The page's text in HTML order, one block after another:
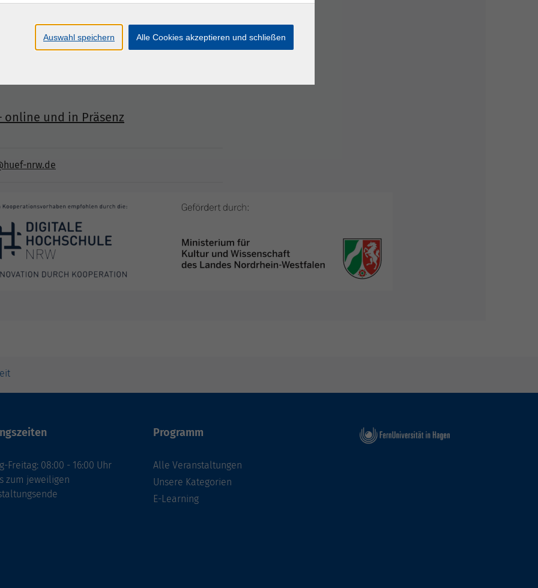
beim Gegenüber zu erzeugen
einem bereits bestehendem ILIAS Account der
oder Freischaltung abrufen.
online und in Präsenz
nrw.de
Freitag: 08:00 - 16:00 Uhr
zum jeweiligen
Programm
Alle Veranstaltungen
Unsere Kategorien
E-Learning
Auswahl speichern Alle Cookies akzeptieren und schließen